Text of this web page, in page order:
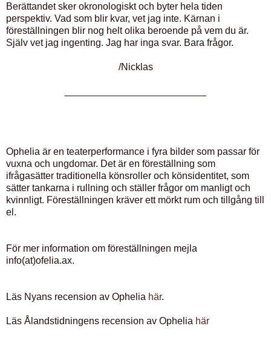
Berättandet sker okronologiskt och byter hela tiden
perspektiv. Vad som blir kvar, vet jag inte. Kärnan i
föreställningen blir nog helt olika beroende på vem du är.
Själv vet jag ingenting. Jag har inga svar. Bara frågor.
/Nicklas
Ophelia är en teaterperformance i fyra bilder som passar för
vuxna och ungdomar. Det är en föreställning som
ifrågasätter traditionella könsroller och könsidentitet, som
sätter tankarna i rullning och ställer frågor om manligt och
kvinnligt. Föreställningen kräver ett mörkt rum och tillgång till
el.
För mer information om föreställningen mejla
info(at)ofelia.ax.
Läs Nyans recension av Ophelia här.
Läs Ålandstidningens recension av Ophelia här